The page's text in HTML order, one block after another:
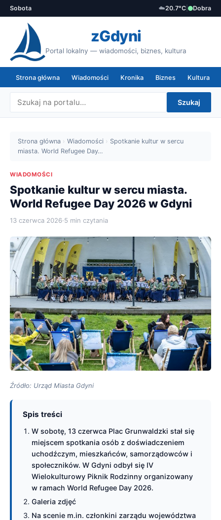
Sobota ☁️20.7°C Dobra
zGdyni
Portal lokalny — wiadomości, biznes, kultura
Strona główna Wiadomości Kronika Biznes Kultura
Szukaj
Strona główna › Wiadomości › Spotkanie kultur w sercu
miasta. World Refugee Day…
WIADOMOŚCI
Spotkanie kultur w sercu miasta.
World Refugee Day 2026 w Gdyni
13 czerwca 2026·5 min czytania
Źródło: Urząd Miasta Gdyni
Spis treści
W sobotę, 13 czerwca Plac Grunwaldzki stał się
miejscem spotkania osób z doświadczeniem
uchodźczym, mieszkańców, samorządowców i
społeczników. W Gdyni odbył się IV
Wielokulturowy Piknik Rodzinny organizowany
w ramach World Refugee Day 2026.
Galeria zdjęć
Na scenie m.in. członkini zarządu województwa